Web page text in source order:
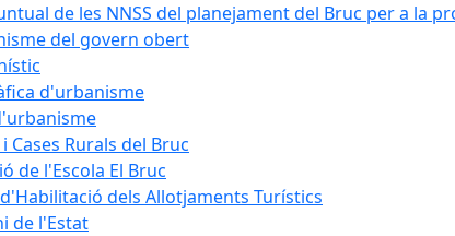
de les NNSS del planejament del Bruc per a la
del govern obert
d'urbanisme
Cases Rurals del Bruc
de l'Escola El Bruc
dels Allotjaments Turístics
de l'Estat